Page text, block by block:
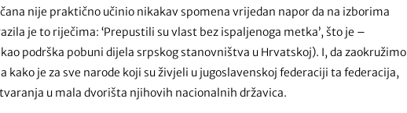
nije praktično učinio nikakav spomena vrijedan napor da na izborima
je to riječima: ‘Prepustili su vlast bez ispaljenoga metka’, što je –
podrška pobuni dijela srpskog stanovništva u Hrvatskoj). I, da zaokružimo
kako je za sve narode koji su živjeli u jugoslavenskoj federaciji ta federacija,
u mala dvorišta njihovih nacionalnih državica.